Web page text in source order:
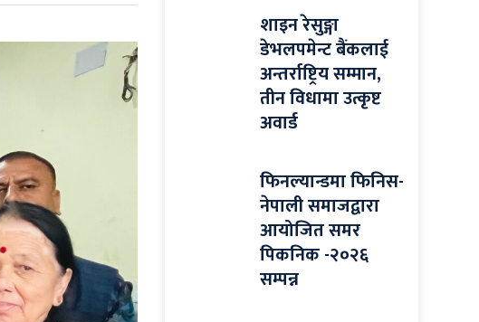
शाइन रेसुङ्गा
डेभलपमेन्ट बैंकलाई
अन्तर्राष्ट्रिय सम्मान,
तीन विधामा उत्कृष्ट
अवार्ड
फिनल्यान्डमा फिनिस-
नेपाली समाजद्वारा
आयोजित समर
पिकनिक -२०२६
सम्पन्न